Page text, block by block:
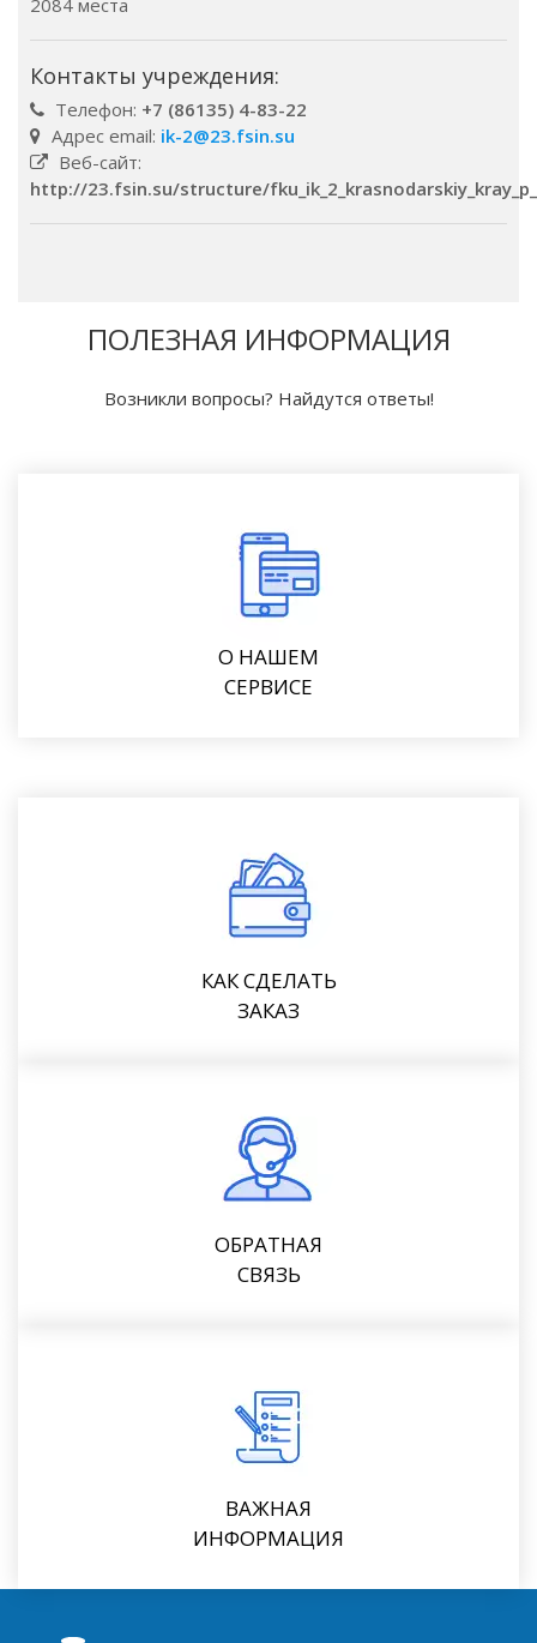
2084 места
Контакты учреждения:
Телефон: +7 (86135) 4-83-22
Адрес email: ik-2@23.fsin.su
Веб-сайт:
http://23.fsin.su/structure/
ПОЛЕЗНАЯ ИНФОРМАЦИЯ
Возникли вопросы? Найдутся ответы!
О НАШЕМ
СЕРВИСЕ
КАК СДЕЛАТЬ
ЗАКАЗ
ОБРАТНАЯ
СВЯЗЬ
ВАЖНАЯ
ИНФОРМАЦИЯ